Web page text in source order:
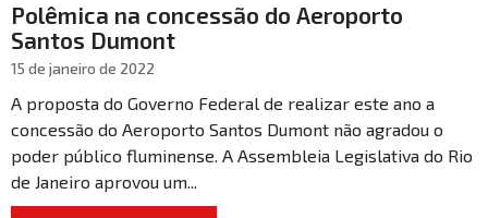
Polêmica na concessão do Aeroporto
Santos Dumont
15 de janeiro de 2022
A proposta do Governo Federal de realizar este ano a
concessão do Aeroporto Santos Dumont não agradou o
poder público fluminense. A Assembleia Legislativa do Rio
de Janeiro aprovou um...